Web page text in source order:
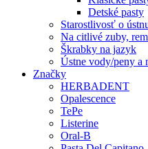
Detské pasty
Starostlivosť o
Na citlivé zuby,
Škrabky na jazyk
Ústne vody/peny a
Značky
HERBADENT
Opalescence
TePe
Listerine
Oral-B